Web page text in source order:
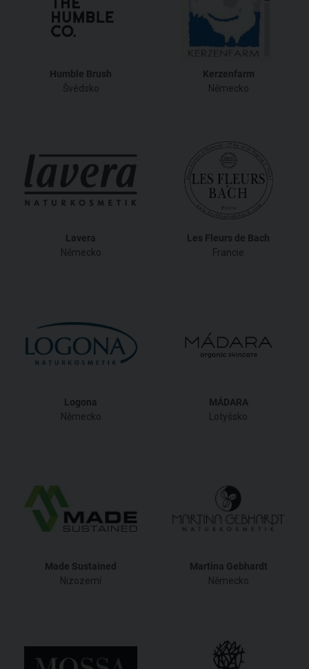
Humble Brush
Švédsko
Kerzenfarm
Německo
Lavera
Německo
Les Fleurs de Bach
Francie
Logona
Německo
MÁDARA
Lotyšsko
Made Sustained
Nizozemí
Martina Gebhardt
Německo